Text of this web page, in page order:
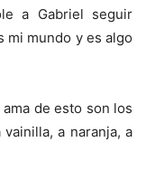
a Gabriel seguir
mi mundo y es algo
de esto son los
a naranja, a